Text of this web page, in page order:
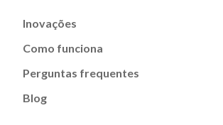
Inovações
Como funciona
Perguntas frequentes
Blog